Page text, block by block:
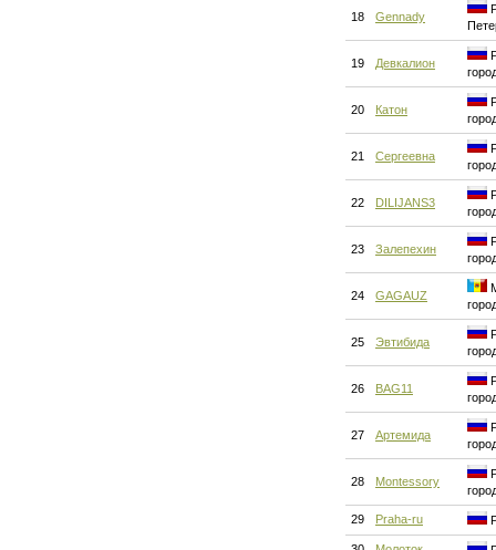
18 Gennady
19 Девкалион
20 Катон
21 Сергеевна
22 DILIJANS3
23 Залепехин
24 GAGAUZ
25 Эвтибида
26 BAG11
27 Артемида
28 Montessory
29 Praha-ru